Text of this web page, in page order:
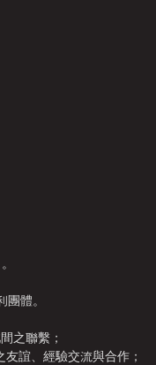
團體。
之聯繫 ；
誼、經驗交流與合作；